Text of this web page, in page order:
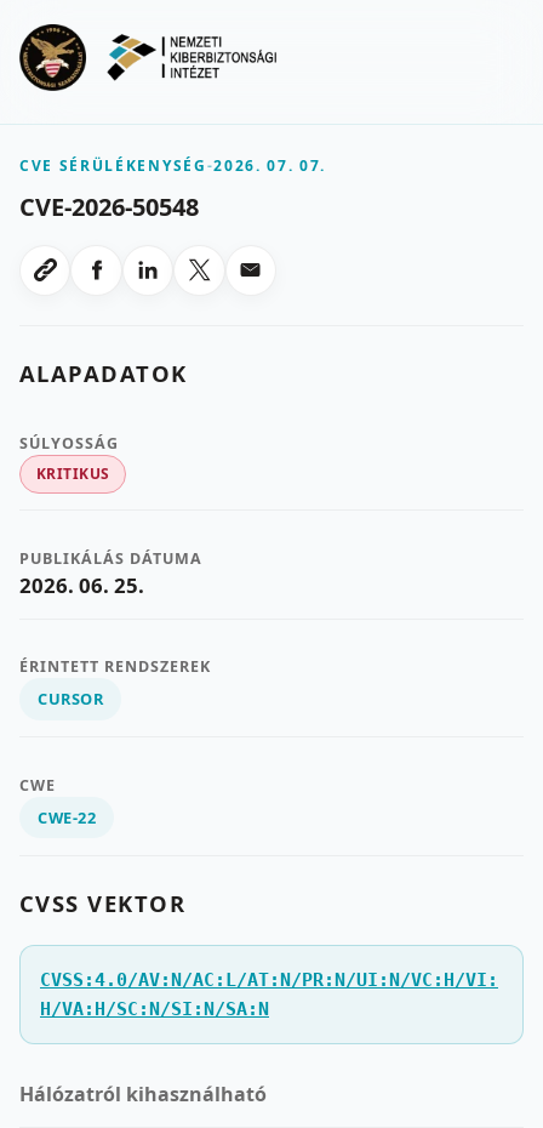
CVE SÉRÜLÉKENYSÉG-2026. 07. 07.
CVE-2026-50548
Link masolasa
Megosztas Facebookon
Megosztas LinkedInen
Megosztas X-en
Megosztas emailben
ALAPADATOK
SÚLYOSSÁG
KRITIKUS
PUBLIKÁLÁS DÁTUMA
2026. 06. 25.
ÉRINTETT RENDSZEREK
CURSOR
CWE
CWE-22
CVSS VEKTOR
CVSS:4.0/AV:N/AC:L/AT:N/PR:N/UI:N/VC:H/VI:
H/VA:H/SC:N/SI:N/SA:N
Hálózatról kihasználható